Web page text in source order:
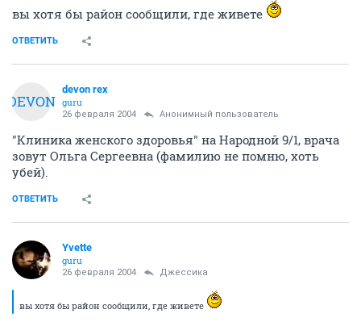
вы хотя бы район сообщили, где живете
ОТВЕТИТЬ
DEVON
devon rex
guru
26 февраля 2004 Анонимный пользователь
"Клиника женского здоровья" на Народной 9/1, врача
зовут Ольга Сергеевна (фамилию не помню, хоть
убей).
ОТВЕТИТЬ
Yvette
guru
26 февраля 2004 Джессика
вы хотя бы район сообщили, где живете